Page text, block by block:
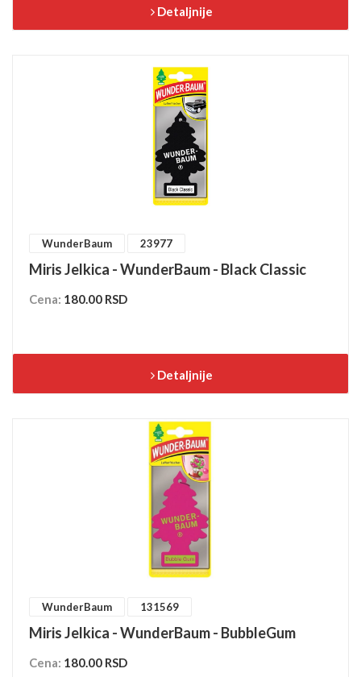
Detaljnije
WunderBaum 23977
Miris Jelkica - WunderBaum - Black Classic
Cena: 180.00 RSD
Detaljnije
WunderBaum 131569
Miris Jelkica - WunderBaum - BubbleGum
Cena: 180.00 RSD